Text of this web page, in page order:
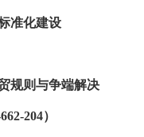
准化建设
规则与争端解决
204）